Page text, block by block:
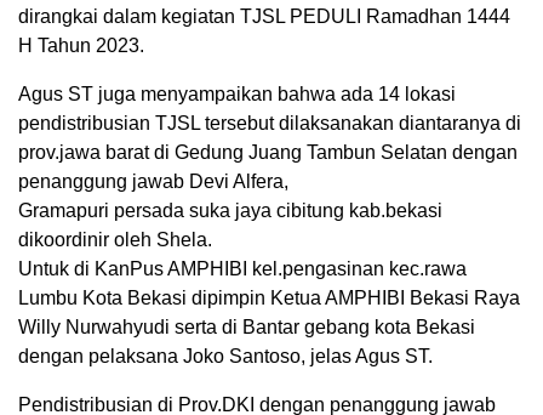
dirangkai dalam kegiatan TJSL PEDULI Ramadhan 1444
H Tahun 2023.
Agus ST juga menyampaikan bahwa ada 14 lokasi
pendistribusian TJSL tersebut dilaksanakan diantaranya di
prov.jawa barat di Gedung Juang Tambun Selatan dengan
penanggung jawab Devi Alfera,
Gramapuri persada suka jaya cibitung kab.bekasi
dikoordinir oleh Shela.
Untuk di KanPus AMPHIBI kel.pengasinan kec.rawa
Lumbu Kota Bekasi dipimpin Ketua AMPHIBI Bekasi Raya
Willy Nurwahyudi serta di Bantar gebang kota Bekasi
dengan pelaksana Joko Santoso, jelas Agus ST.
Pendistribusian di Prov.DKI dengan penanggung jawab